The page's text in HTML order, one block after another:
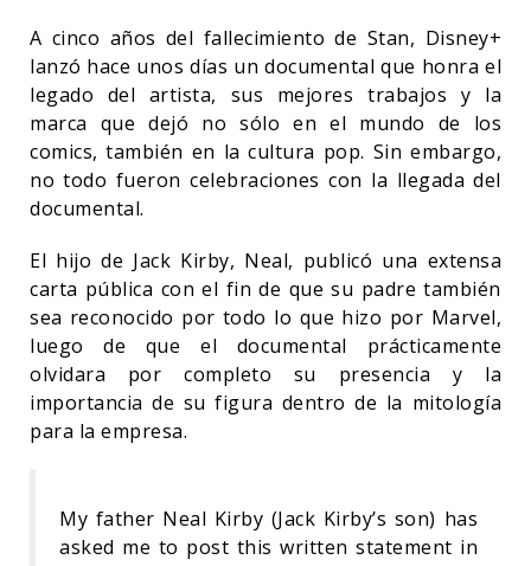
A cinco años del fallecimiento de Stan, Disney+
lanzó hace unos días un documental que honra el
legado del artista, sus mejores trabajos y la
marca que dejó no sólo en el mundo de los
comics, también en la cultura pop. Sin embargo,
no todo fueron celebraciones con la llegada del
documental.
El hijo de Jack Kirby, Neal, publicó una extensa
carta pública con el fin de que su padre también
sea reconocido por todo lo que hizo por Marvel,
luego de que el documental prácticamente
olvidara por completo su presencia y la
importancia de su figura dentro de la mitología
para la empresa.
My father Neal Kirby (Jack Kirby’s son) has
asked me to post this written statement in